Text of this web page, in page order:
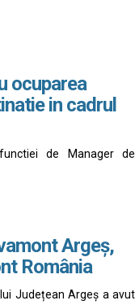
ocuparea
in cadrul
de Manager de
Argeș,
România
Județean Argeș a avut